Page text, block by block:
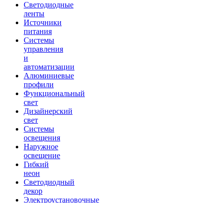
Светодиодные
ленты
Источники
питания
Системы
управления
и
автоматизации
Алюминиевые
профили
Функциональный
свет
Дизайнерский
свет
Системы
освещения
Наружное
освещение
Гибкий
неон
Светодиодный
декор
Электроустановочные